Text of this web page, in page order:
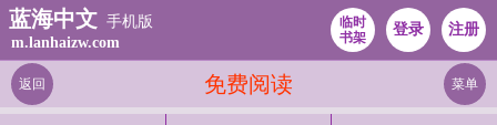
蓝海中文 手机版
m.lanhaizw.com
临时
书架
登录 注册
免费阅读
返回 菜单